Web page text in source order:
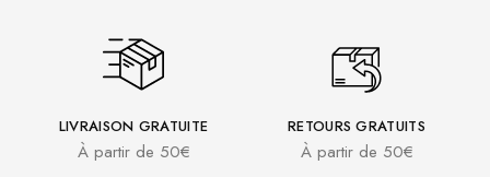
LIVRAISON GRATUITE
À partir de 50€
RETOURS GRATUITS
À partir de 50€